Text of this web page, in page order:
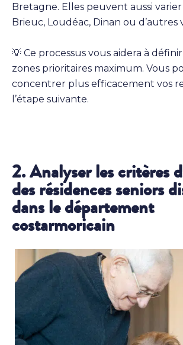
Bretagne. Elles peuvent aussi
Brieuc, Loudéac, Dinan ou d’autres
💡 Ce processus vous aidera à
zones prioritaires maximum. Vous
concentrer plus efficacement vos
l’étape suivante.
2. Analyser les critères
des résidences seniors
dans le département
costarmoricain